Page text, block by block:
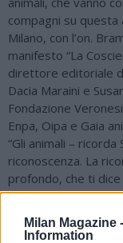
Milan Magazine -
Information
compagni su questa
Milano, con l’on.
manifesto “La
direttore editoriale
Dacia Maraini e
Fondazione
Enpa, Oipa e Gaia
“Gli animali –
riconoscenza. La
profondo, che ti dice
non c’è anima non
pronuncia un
Abruzzo, per gli